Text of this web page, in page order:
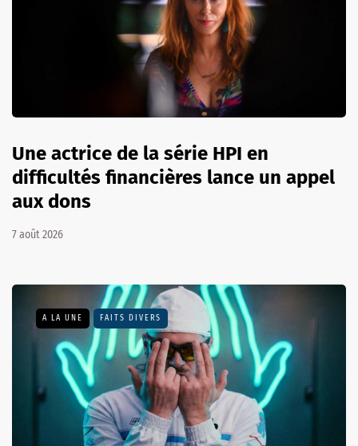
Une actrice de la série HPI en
difficultés financières lance un appel
aux dons
7 août 2026
A LA UNE FAITS DIVERS